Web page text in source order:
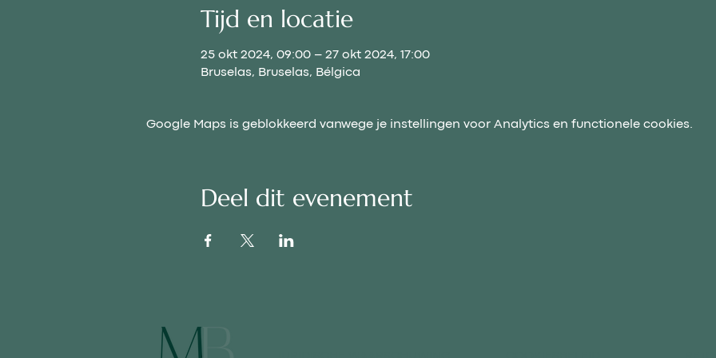
Tijd en locatie
25 okt 2024, 09:00 – 27 okt 2024, 17:00
Bruselas, Bruselas, Bélgica
Google Maps is geblokkeerd vanwege je instellingen voor Analytics en functionele cookies.
Deel dit evenement